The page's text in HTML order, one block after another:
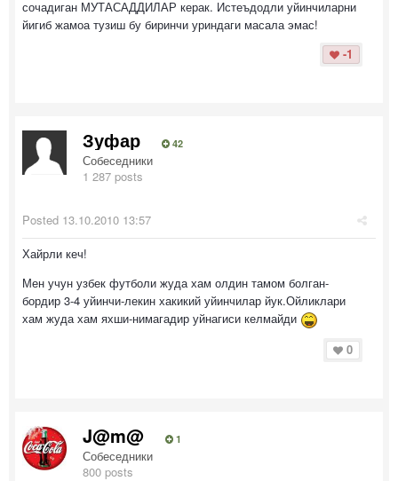
сочадиган МУТАСАДДИЛАР керак. Истеъдодли уйинчиларни
йигиб жамоа тузиш бу биринчи уриндаги масала эмас!
-1
Зуфар 42
Собеседники
1 287 posts
Posted 13.10.2010 13:57
Хайрли кеч!
Мен учун узбек футболи жуда хам олдин тамом болган-
бордир 3-4 уйинчи-лекин хакикий уйинчилар йук.Ойликлари
хам жуда хам яхши-нимагадир уйнагиси келмайди
0
J@m@ 1
Собеседники
800 posts